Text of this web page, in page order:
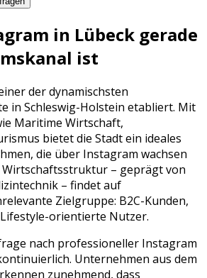
in Lübeck gerade
ist
der dynamischsten
in Schleswig-Holstein etabliert. Mit
Maritime Wirtschaft,
bietet die Stadt ein ideales
die über Instagram wachsen
Wirtschaftsstruktur – geprägt von
– findet auf
Zielgruppe: B2C-Kunden,
orientierte Nutzer.
nach professioneller Instagram
Unternehmen aus dem
zunehmend, dass